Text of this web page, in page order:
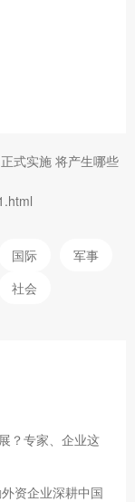
式实施 将产生哪些
国际
军事
社会
？专家、企业这
资企业深耕中国